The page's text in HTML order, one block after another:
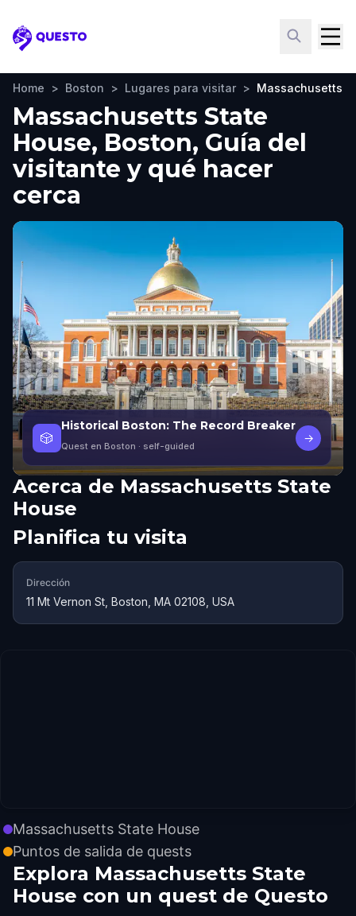
Questo
Home > Boston > Lugares para visitar > Massachusetts
Massachusetts State
House, Boston, Guía del
visitante y qué hacer
cerca
🎲
Historical Boston: The Record Breaker
Quest en Boston · self-guided
→
Acerca de Massachusetts State
House
Planifica tu visita
Dirección
11 Mt Vernon St, Boston, MA 02108, USA
Massachusetts State House
Puntos de salida de quests
Explora Massachusetts State
House con un quest de Questo